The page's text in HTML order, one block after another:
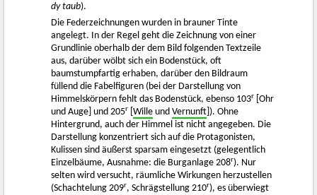
dy taub).
Die Federzeichnungen wurden in brauner Tinte
angelegt. In der Regel geht die Zeichnung von einer
Grundlinie oberhalb der dem Bild folgenden Textzeile
aus, darüber wölbt sich ein Bodenstück, oft
baumstumpfartig erhaben, darüber den Bildraum
füllend die Fabelfiguren (bei der Darstellung von
Himmelskörpern fehlt das Bodenstück, ebenso 103r
[Ohr
und Auge] und 205r Wille und Vernunft ]). Ohne
Hintergrund, auch der Himmel ist nicht angegeben. Die
Darstellung konzentriert sich auf die Protagonisten,
Kulissen sind äußerst sparsam eingesetzt (gelegentlich
Einzelbäume, Ausnahme: die Burganlage 208r). Nur
selten wird versucht, räumliche Wirkungen herzustellen
(Schachtelung 209r, Schrägstellung 210r), es überwiegt